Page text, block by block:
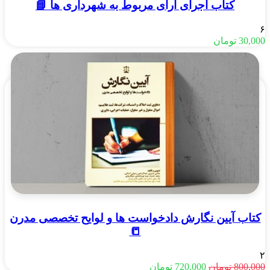
کتاب اجرای آرای مربوط به شهرداری ها 📘
۶
30,000 تومان
کتاب آیین نگارش دادخواست ها و لوایح تخصصی مدرن
📒
۲
800,000 تومان قیمت
720,000 تومان